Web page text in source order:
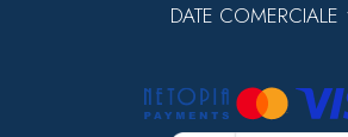
DATE COMERCIALE